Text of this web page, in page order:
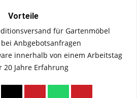
Vorteile
für Gartenmöbel
Anbgebotsanfragen
innerhalb von einem Arbeitstag
20 Jahre Erfahrung